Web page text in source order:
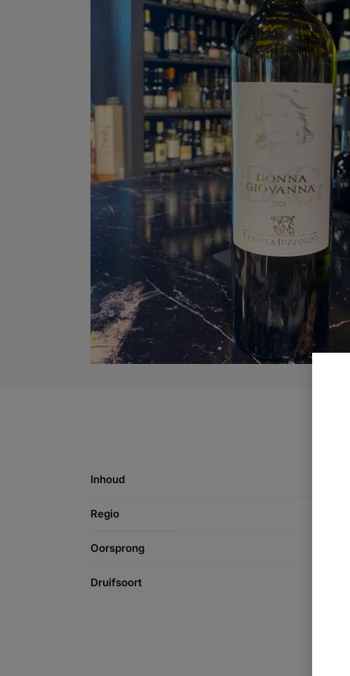
Inhoud
Regio
Oorsprong
Druifsoort